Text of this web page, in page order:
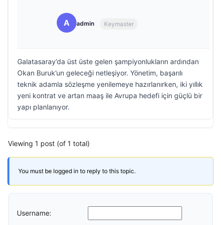
A admin Keymaster
Galatasaray’da üst üste gelen şampiyonlukların ardından
Okan Buruk’un geleceği netleşiyor. Yönetim, başarılı
teknik adamla sözleşme yenilemeye hazırlanırken, iki yıllık
yeni kontrat ve artan maaş ile Avrupa hedefi için güçlü bir
yapı planlanıyor.
Viewing 1 post (of 1 total)
You must be logged in to reply to this topic.
Username: